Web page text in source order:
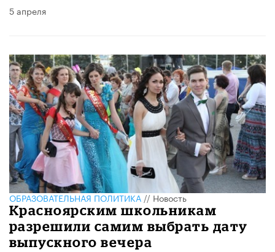
5 апреля
ОБРАЗОВАТЕЛЬНАЯ ПОЛИТИКА//Новость
Красноярским школьникам
разрешили самим выбрать дату
выпускного вечера